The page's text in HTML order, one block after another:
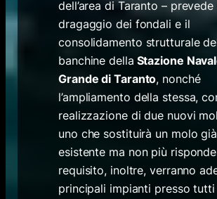
dell’area di Taranto – prevede
dragaggio dei fondali e il
consolidamento strutturale
banchine della Stazione
Grande di Taranto, nonché
l’ampliamento della stessa,
realizzazione di due nuovi
uno che sostituirà un molo già
esistente ma non più
requisito, inoltre, verranno
principali impianti presso